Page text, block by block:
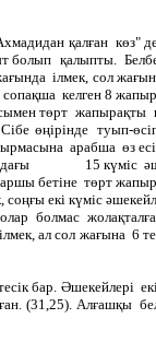
қалған көз"
қалыпты.
ілмек, сол
келген 8
төрт
өңірінде туып-
арабша өз
15 күміс
бетіне төрт
екі күміс
болмас
ал сол жағына 6
бар. Әшекейлері
(31,25). Алғашқы